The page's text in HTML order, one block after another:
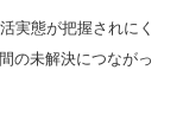
実態が把握されにく
の未解決につながっ